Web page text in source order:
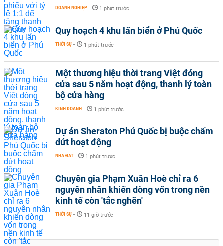
DOANH NGHIỆP - 1 phút trước
Quy hoạch 4 khu lấn biển ở Phú Quốc
THỜI SỰ - 1 phút trước
Một thương hiệu thời trang Việt đóng
cửa sau 5 năm hoạt động, thanh lý toàn
bộ cửa hàng
KINH DOANH - 1 phút trước
Dự án Sheraton Phú Quốc bị buộc chấm
dứt hoạt động
NHÀ ĐẤT - 1 phút trước
Chuyên gia Phạm Xuân Hoè chỉ ra 6
nguyên nhân khiến dòng vốn trong nền
kinh tế còn 'tắc nghẽn'
THỜI SỰ - 11 giờ trước